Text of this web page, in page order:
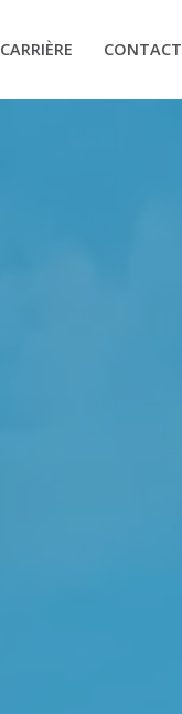
CARRIÈRE CONTACT